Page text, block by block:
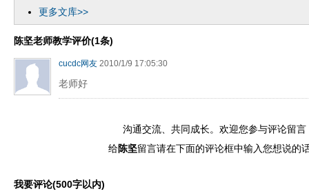
更多文库>>
陈坚老师教学评价(1条)
cucdc网友 2010/1/9 17:05:30
老师好
沟通交流、共同成长。欢迎您参与评论留言
给陈坚留言请在下面的评论框中输入您想说的
我要评论(500字以内)